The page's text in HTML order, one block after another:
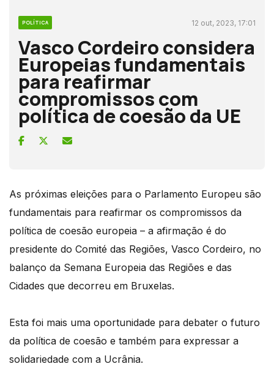
POLÍTICA 12 out, 2023, 17:01
Vasco Cordeiro considera
Europeias fundamentais
para reafirmar
compromissos com
política de coesão da UE
As próximas eleições para o Parlamento Europeu são
fundamentais para reafirmar os compromissos da
política de coesão europeia – a afirmação é do
presidente do Comité das Regiões, Vasco Cordeiro, no
balanço da Semana Europeia das Regiões e das
Cidades que decorreu em Bruxelas.
Esta foi mais uma oportunidade para debater o futuro
da política de coesão e também para expressar a
solidariedade com a Ucrânia.